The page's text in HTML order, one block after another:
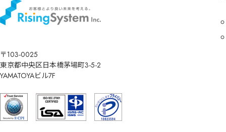
〒103-0025
東京都中央区日本橋茅場町3-5-2
YAMATOYAビル7F